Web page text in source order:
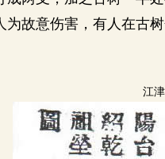
为故意伤害，有人在古
江